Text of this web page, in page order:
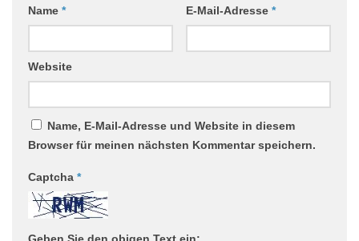
Name * E-Mail-Adresse *
Website
Name, E-Mail-Adresse und Website in diesem
Browser für meinen nächsten Kommentar speichern.
Captcha *
Geben Sie den obigen Text ein: